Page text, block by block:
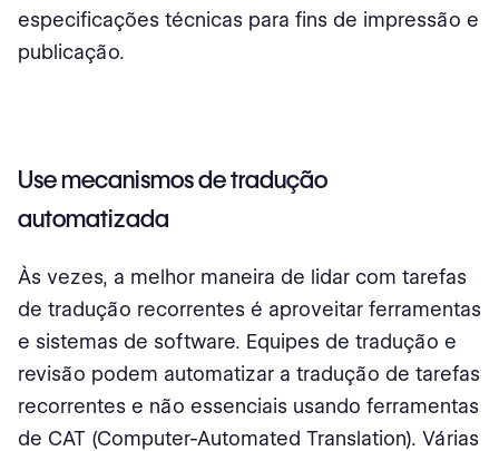
especificações técnicas para fins de impressão e
publicação.
Use mecanismos de tradução
automatizada
Às vezes, a melhor maneira de lidar com tarefas
de tradução recorrentes é aproveitar ferramentas
e sistemas de software. Equipes de tradução e
revisão podem automatizar a tradução de tarefas
recorrentes e não essenciais usando ferramentas
de CAT (Computer-Automated Translation). Várias